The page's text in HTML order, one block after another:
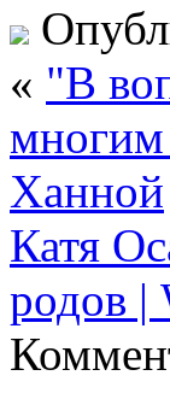
« "В
многим
Ханной
Катя
родов |